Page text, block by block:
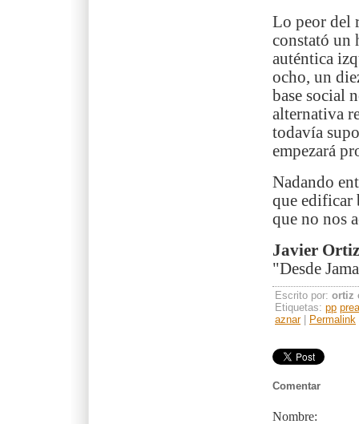
Lo peor del
constató un
auténtica
ocho, un
base social
alternativa
todavía
empezará
Nadando
que edificar
que no nos
Javier Ortiz
"Desde
Escrito por: ortiz
Etiquetas: pp
aznar| Permalink
Comentar
Nombre: